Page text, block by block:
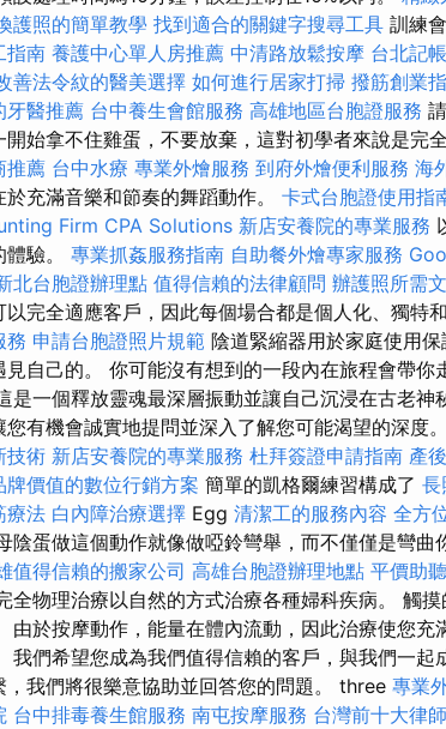
護照的簡單教學 找到適合的關鍵字搜尋工具 訓練
指南 養護中心單人房推薦 中清路放鬆按摩 台北記
善法令紋的醫美選擇 如何進行居家打掃 撥筋創業
牙醫推薦 台中養生會館服務 高雄地區台胞證服務
開始拿不住雞蛋，不要放棄，這對初學者來說是
推薦 台中水療 專業外燴服務 到府外燴便利服務 海
於充滿音樂和節奏的舞蹈動作。 卡式台胞證使用指
Firm CPA Solutions 新店安養院的專業服務
驗。 專業抓姦服務指南 自助餐外燴專家服務
北台胞證辦理點 值得信賴的法律顧問 辦護照所需
以完全適應客戶，因此每個場合都是個人化、獨特
務 申請台胞證照片規範 陰道緊縮器用於家庭使用
見自己的。 你可能沒有想到的一段內在旅程會帶
是一個釋放靈魂最深層振動並讓自己沉浸在古老
您有機會誠實地提問並深入了解您可能渴望的深度。
技術 新店安養院的專業服務 杜拜簽證申請指南 產
牌價值的數位行銷方案 簡單的凱格爾練習構成了 長
療法 白內障治療選擇 Egg 清潔工的服務內容 全方
陰蛋做這個動作就像做啞鈴彎舉，而不僅僅是彎曲
值得信賴的搬家公司 高雄台胞證辦理地點 平價助
全物理治療以自然的方式治療各種婦科疾病。 觸
由於按摩動作，能量在體內流動，因此治療使您
我們希望您成為我們值得信賴的客戶，與我們一
，我們將很樂意協助並回答您的問題。 three 專業
台中排毒養生館服務 南屯按摩服務 台灣前十大律